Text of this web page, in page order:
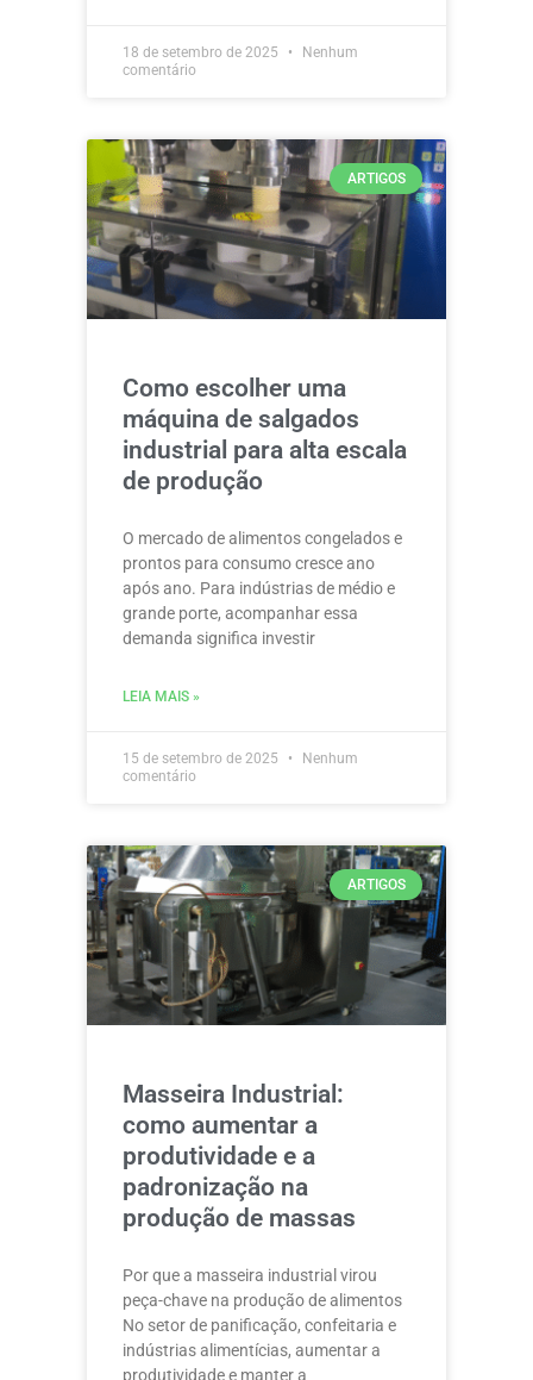
18 de setembro de 2025
Nenhum
comentário
ARTIGOS
Como escolher uma
máquina de salgados
industrial para alta escala
de produção
O mercado de alimentos congelados e
prontos para consumo cresce ano
após ano. Para indústrias de médio e
grande porte, acompanhar essa
demanda significa investir
LEIA MAIS »
15 de setembro de 2025
Nenhum
comentário
ARTIGOS
Masseira Industrial:
como aumentar a
produtividade e a
padronização na
produção de massas
Por que a masseira industrial virou
peça-chave na produção de alimentos
No setor de panificação, confeitaria e
indústrias alimentícias, aumentar a
produtividade e manter a